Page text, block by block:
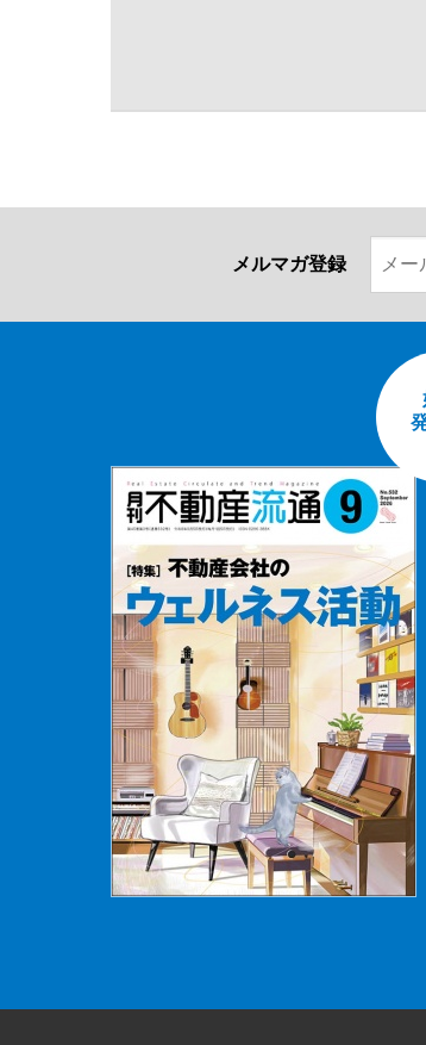
メルマガ登録